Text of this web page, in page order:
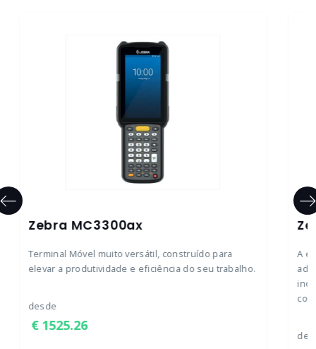
Zebra MC3300ax
Terminal Móvel muito versátil, construído para
elevar a produtividade e eficiência do seu trabalho.
desde
1525.26
A